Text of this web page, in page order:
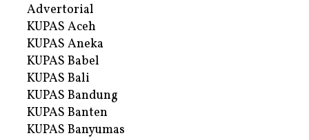
Advertorial
KUPAS Aceh
KUPAS Aneka
KUPAS Babel
KUPAS Bali
KUPAS Bandung
KUPAS Banten
KUPAS Banyumas